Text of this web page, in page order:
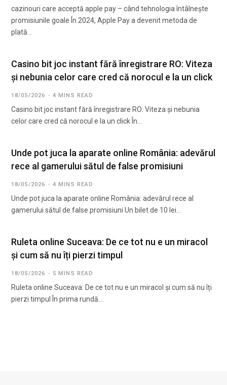
cazinouri care acceptă apple pay – când tehnologia întâlnește
promisiunile goale În 2024, Apple Pay a devenit metoda de
plată…
Casino bit joc instant fără înregistrare RO: Viteza
și nebunia celor care cred că norocul e la un click
18/05/2026 4 MINS READ
Casino bit joc instant fără înregistrare RO: Viteza și nebunia
celor care cred că norocul e la un click În…
Unde pot juca la aparate online România: adevărul
rece al gamerului sătul de false promisiuni
18/05/2026 4 MINS READ
Unde pot juca la aparate online România: adevărul rece al
gamerului sătul de false promisiuni Un bilet de 10 lei…
Ruleta online Suceava: De ce tot nu e un miracol
și cum să nu îți pierzi timpul
18/05/2026 5 MINS READ
Ruleta online Suceava: De ce tot nu e un miracol și cum să nu îți
pierzi timpul În prima rundă…